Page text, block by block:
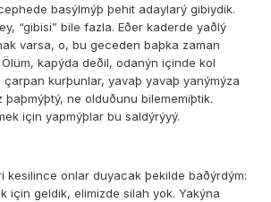
basýlmýþ þehit adaylarý gibiydik.
“gibisi” bile fazla. Eðer kaderde yaðlý
varsa, o, bu geceden baþka zaman
kapýda deðil, odanýn içinde kol
çarpan kurþunlar, yavaþ yavaþ yanýmýza
þaþmýþtý, ne olduðunu bilememiþtik.
için yapmýþlar bu saldýrýyý.
kesilince onlar duyacak þekilde baðýrdým:
için geldik, elimizde silah yok. Yakýna